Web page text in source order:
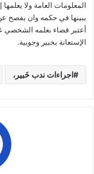
المعلومات العامة ولا
يبينها في حكمه وان يفصح
أعتبر قضاء بعلمه الشخصي
الإستعانة بخبير وجوبية.
اجراءات ندب خَبير،